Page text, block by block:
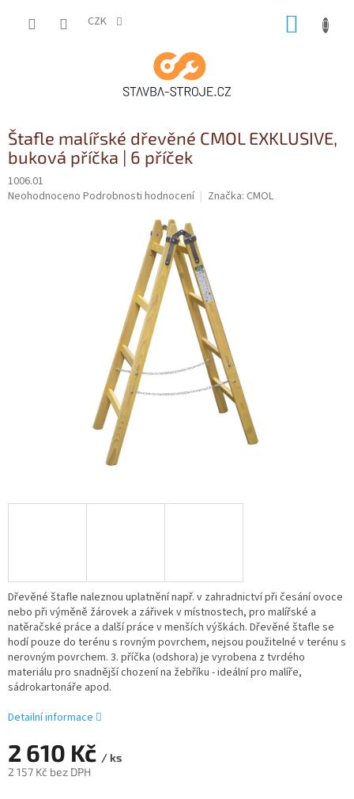
CZK
Štafle malířské dřevěné CMOL EXKLUSIVE,
buková příčka | 6 příček
1006.01
Průměrné
Neohodnoceno Podrobnosti hodnocení Značka: CMOL
2 610 Kč / ks
2 157 Kč bez DPH
Dřevěné štafle naleznou uplatnění např. v zahradnictví při česání ovoce
nebo při výměně žárovek a zářivek v místnostech, pro malířské a
natěračské práce a další práce v menších výškách. Dřevěné štafle se
hodí pouze do terénu s rovným povrchem, nejsou použitelné v terénu s
nerovným povrchem. 3. příčka (odshora) je vyrobena z tvrdého
materiálu pro snadnější chození na žebříku - ideální pro malíře,
sádrokartonáře apod.
Detailní informace